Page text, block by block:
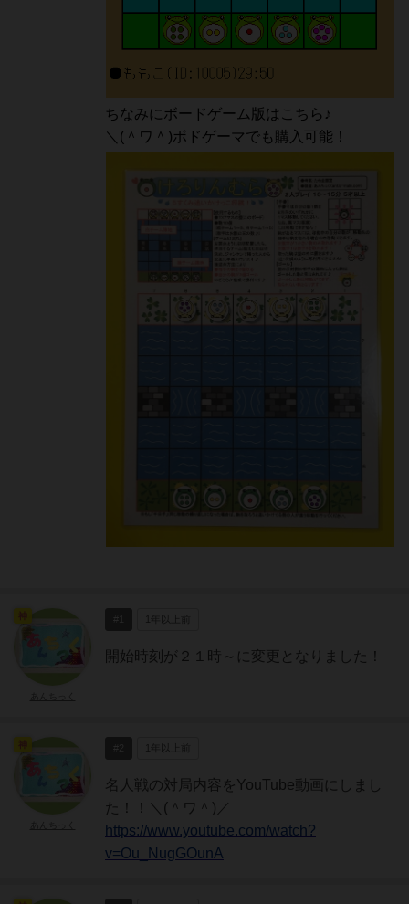
ちなみにボードゲーム版はこちら♪
＼(＾ワ＾)ボドゲーマでも購入可能！
開始時刻が２１時～に変更となりました！
名人戦の対局内容をYouTube動画にしまし
た！！＼(＾ワ＾)／
https://www.youtube.com/watch?
v=Ou_NugGOunA